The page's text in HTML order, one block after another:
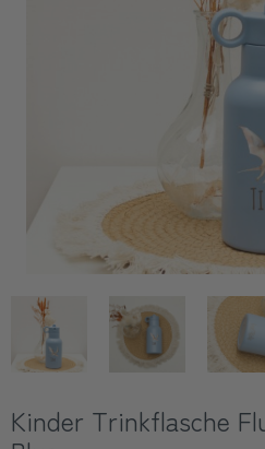
Kinder Trinkflasche